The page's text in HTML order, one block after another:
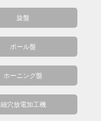
旋盤
ボール盤
ホーニング盤
細穴放電加工機